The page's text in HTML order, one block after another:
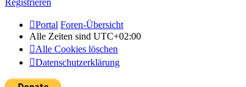
Portal Foren-Übersicht
Alle Zeiten sind UTC+02:00
Alle Cookies löschen
Datenschutzerklärung